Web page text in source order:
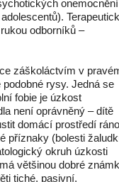
onemocnění
odborníků –
záškoláctvím v
rysy. Jedná se
fobie je úzkost
není oprávněný – dítě
domácí prostředí ráno
příznaky (bolesti
okruh úzkosti
většinou dobré
tiché, pasivní,